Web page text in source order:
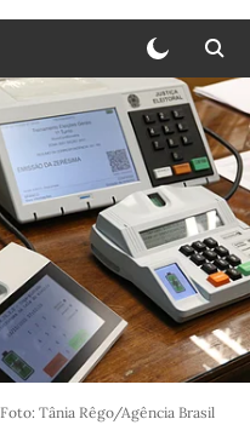
Foto: Tânia Rêgo/Agência Brasil